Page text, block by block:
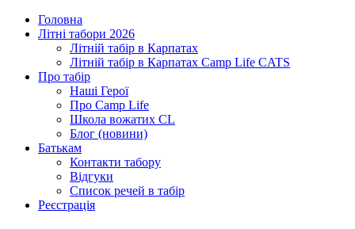
Головна
Літні табори 2026
Літній табір в Карпатах
Літній табір в Карпатах Сamp Life CATS
Про табір
Наші Герої
Про Camp Life
Школа вожатих CL
Блог (новини)
Батькам
Контакти табору
Відгуки
Список речей в табір
Реєстрація